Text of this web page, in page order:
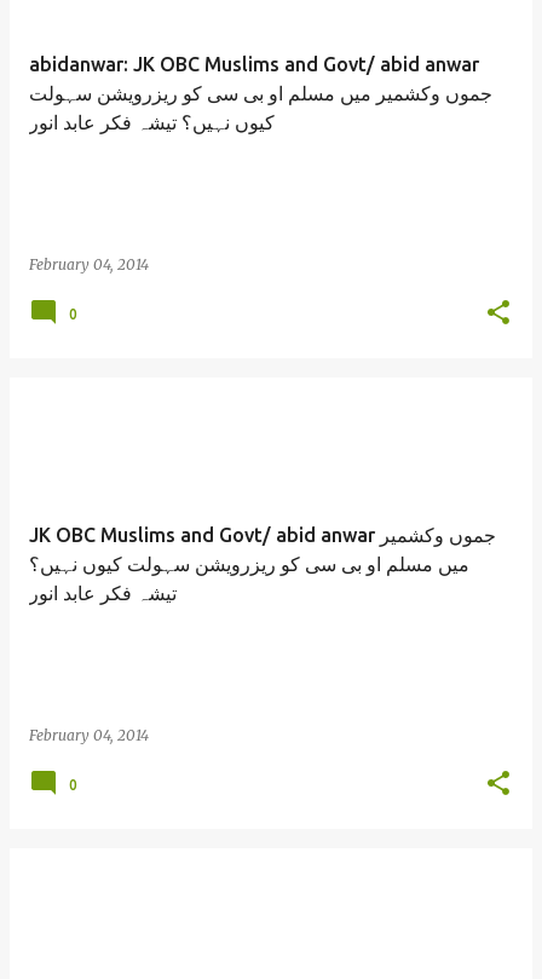
abidanwar: JK OBC Muslims and Govt/ abid anwar
جموں وکشمیر میں مسلم او بی سی کو ریزرویشن سہولت
کیوں نہیں؟ تیشہ فکر عابد انور
February 04, 2014
0
JK OBC Muslims and Govt/ abid anwar جموں وکشمیر
میں مسلم او بی سی کو ریزرویشن سہولت کیوں نہیں؟
تیشہ فکر عابد انور
February 04, 2014
0